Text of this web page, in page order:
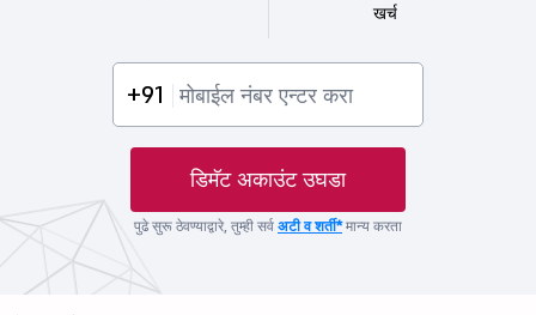
खर्च
+91
डिमॅट अकाउंट उघडा
पुढे सुरू ठेवण्याद्वारे, तुम्ही सर्व अटी व शर्ती*मान्य करता